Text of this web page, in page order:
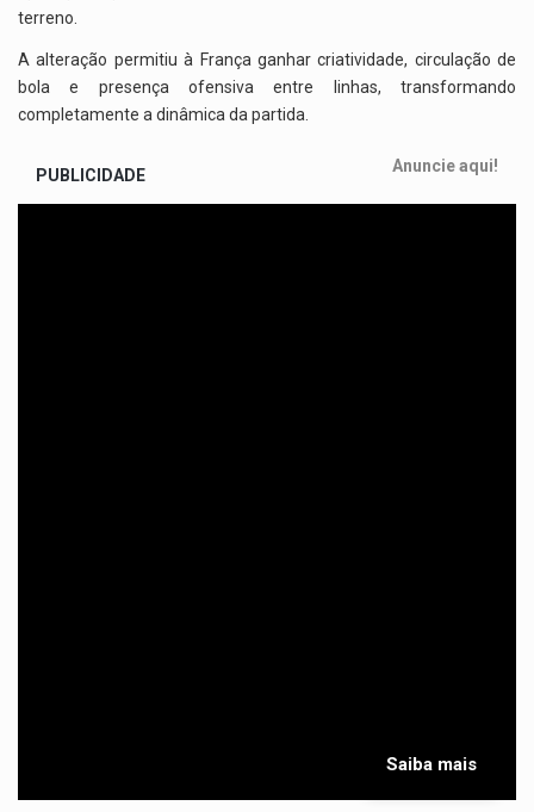
terreno.
A alteração permitiu à França ganhar criatividade, circulação de
bola e presença ofensiva entre linhas, transformando
completamente a dinâmica da partida.
PUBLICIDADE Anuncie aqui!
Saiba mais